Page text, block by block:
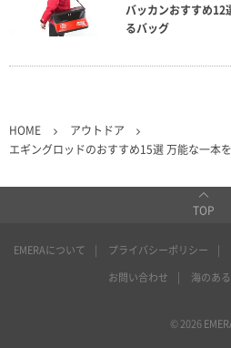
バッカンおすすめ12
るバッグ
HOME
アウトドア
エギングロッドのおすすめ15選 万能な一本
TOP
EMERAについて プライバシーポリシー
お問い合わせ
海のあ
©2026